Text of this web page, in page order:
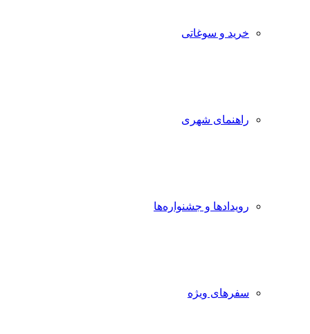
خرید و سوغاتی
راهنمای شهری
رویدادها و جشنواره‌ها
سفرهای ویژه